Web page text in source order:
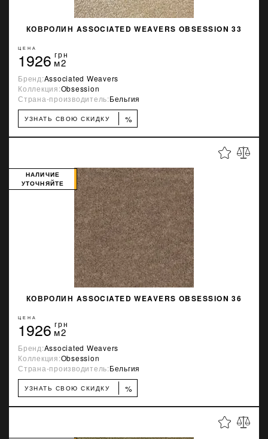
КОВРОЛИН ASSOCIATED WEAVERS OBSESSION 33
ЦЕНА
1926 грн
м2
Бренд:Associated Weavers
Коллекция:Obsession
Страна-производитель:Бельгия
УЗНАТЬ СВОЮ СКИДКУ %
КОВРОЛИН ASSOCIATED WEAVERS OBSESSION 36
НАЛИЧИЕ
УТОЧНЯЙТЕ
ЦЕНА
1926 грн
м2
Бренд:Associated Weavers
Коллекция:Obsession
Страна-производитель:Бельгия
УЗНАТЬ СВОЮ СКИДКУ %